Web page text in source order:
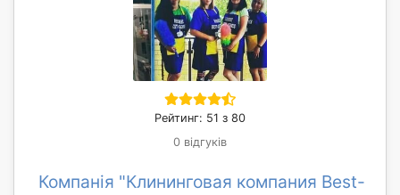
Рейтинг: 51 з 80
0 відгуків
Компанія "Клининговая компания Best-